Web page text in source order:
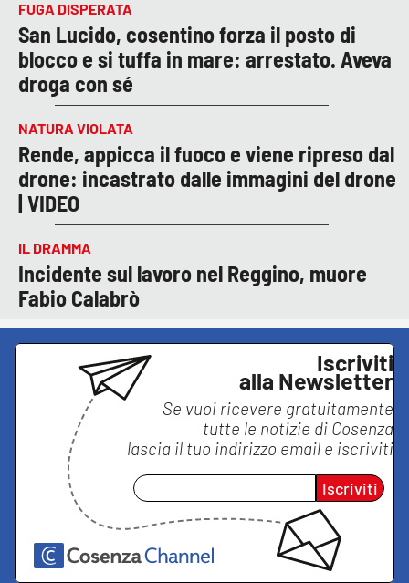
FUGA DISPERATA
San Lucido, cosentino forza il posto di
blocco e si tuffa in mare: arrestato. Aveva
droga con sé
NATURA VIOLATA
Rende, appicca il fuoco e viene ripreso dal
drone: incastrato dalle immagini del drone
| VIDEO
IL DRAMMA
Incidente sul lavoro nel Reggino, muore
Fabio Calabrò
Iscriviti
alla Newsletter
Se vuoi ricevere gratuitamente
tutte le notizie di Cosenza
lascia il tuo indirizzo email e iscriviti
Iscriviti